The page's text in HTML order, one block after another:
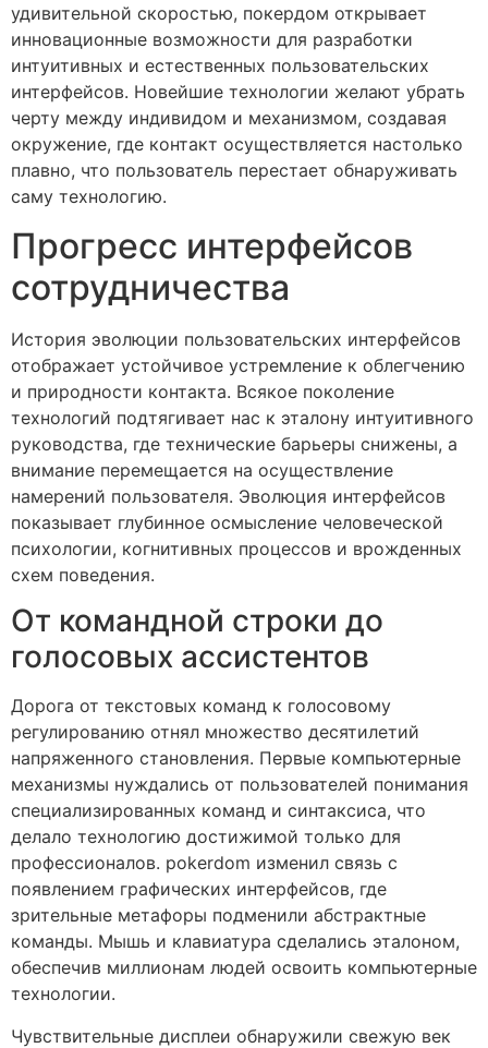
удивительной скоростью, покердом открывает
инновационные возможности для разработки
интуитивных и естественных пользовательских
интерфейсов. Новейшие технологии желают убрать
черту между индивидом и механизмом, создавая
окружение, где контакт осуществляется настолько
плавно, что пользователь перестает обнаруживать
саму технологию.
Прогресс интерфейсов
сотрудничества
История эволюции пользовательских интерфейсов
отображает устойчивое устремление к облегчению
и природности контакта. Всякое поколение
технологий подтягивает нас к эталону интуитивного
руководства, где технические барьеры снижены, а
внимание перемещается на осуществление
намерений пользователя. Эволюция интерфейсов
показывает глубинное осмысление человеческой
психологии, когнитивных процессов и врожденных
схем поведения.
От командной строки до
голосовых ассистентов
Дорога от текстовых команд к голосовому
регулированию отнял множество десятилетий
напряженного становления. Первые компьютерные
механизмы нуждались от пользователей понимания
специализированных команд и синтаксиса, что
делало технологию достижимой только для
профессионалов. pokerdom изменил связь с
появлением графических интерфейсов, где
зрительные метафоры подменили абстрактные
команды. Мышь и клавиатура сделались эталоном,
обеспечив миллионам людей освоить компьютерные
технологии.
Чувствительные дисплеи обнаружили свежую век